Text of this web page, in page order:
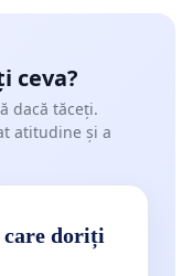
ceva?
dacă tăceți.
atitudine și a
care doriți